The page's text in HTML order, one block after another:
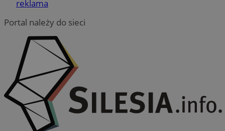
reklama
Portal należy do sieci